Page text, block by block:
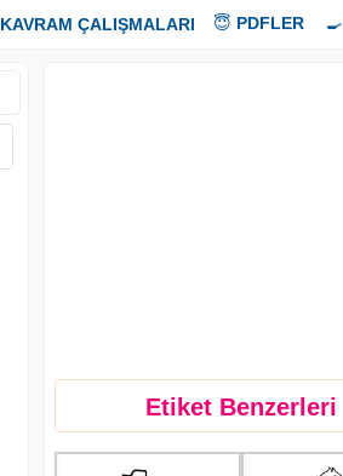
KAVRAM ÇALIŞMALARI 😇 PDFLER 🍳
Etiket Benzerleri